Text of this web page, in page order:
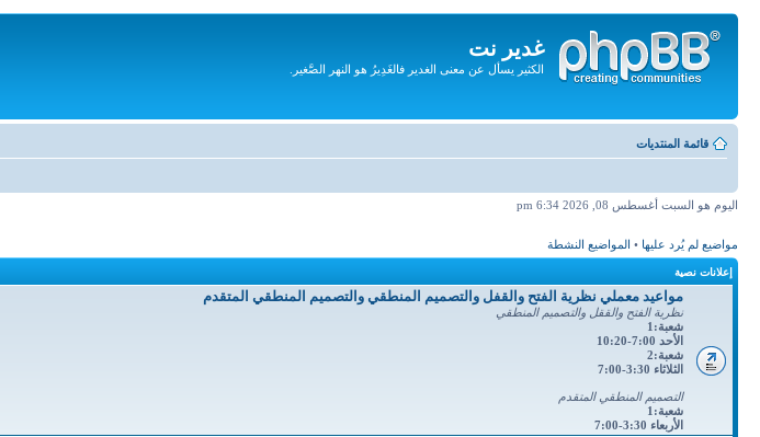
غدير نت
الكثير يسأل عن معنى الغدير فالغَدِيرُ هو النهر الصَّغير.
المحتويات
قائمة المنتديات
اليوم هو السبت أغسطس 08, 2026 6:34 pm
مواضيع لم يُرد عليها • المواضيع النشطة
إعلانات نصية
مواعيد معملي نظرية الفتح والقفل والتصميم المنطقي والتصميم المنطقي المتقدم
نظرية الفتح والققل والتصميم المنطقي
شعبة:1
الأحد 7:00-10:20
شعبة:2
الثلاثاء 3:30-7:00
التصميم المنطقي المتقدم
شعبة:1
الأربعاء 3:30-7:00